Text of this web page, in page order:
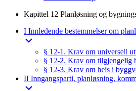
Kapittel 12 Planløsning og
I Innledende bestemmelser om
§ 12-1. Krav om universell
§ 12-2. Krav om tilgjengelig
§ 12-3. Krav om heis i
II Inngangsparti, planløsning,